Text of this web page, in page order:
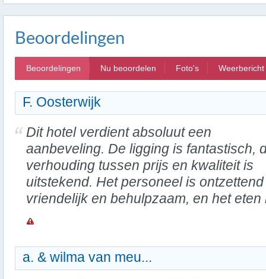
Beoordelingen
Beoordelingen Nu beoordelen Foto's Weerbericht
F. Oosterwijk
Dit hotel verdient absoluut een
aanbeveling. De ligging is fantastisch,
verhouding tussen prijs en kwaliteit is
uitstekend. Het personeel is ontzettend
vriendelijk en behulpzaam, en het
a. & wilma van meu...